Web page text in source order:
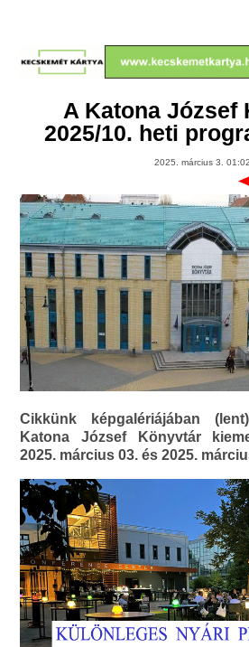
A Katona József
2025/10. heti
2025. március 3. 01:02
Cikkünk képgalériájában
Katona József Könyvtár
2025. március 03. és 2025.